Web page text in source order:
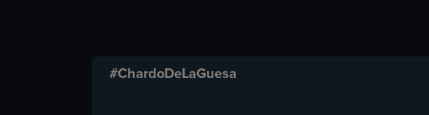
#ChardoDeLaGuesa